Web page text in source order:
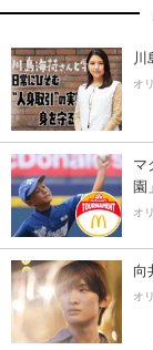
川
オ
マ
園」
オ
向
オ